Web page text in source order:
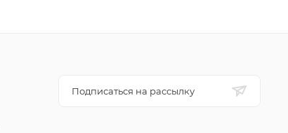
Подписаться на рассылку